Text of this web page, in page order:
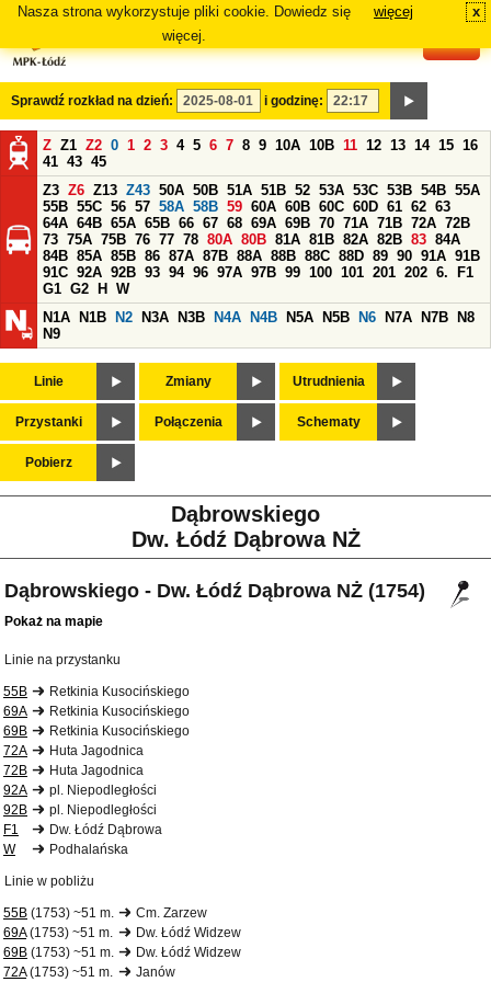
Nasza strona wykorzystuje pliki cookie. Dowiedz się
więcej.
więcej x
Sprawdź rozkład na dzień: i godzinę:
Z Z1 Z2 0 1 2 3 4 5 6 7 8 9 10A 10B 11 12 13 14 15 16
41 43 45
Z3 Z6 Z13 Z43 50A 50B 51A 51B 52 53A 53C 53B 54B 55A
55B 55C 56 57 58A 58B 59 60A 60B 60C 60D 61 62 63
64A 64B 65A 65B 66 67 68 69A 69B 70 71A 71B 72A 72B
73 75A 75B 76 77 78 80A 80B 81A 81B 82A 82B 83 84A
84B 85A 85B 86 87A 87B 88A 88B 88C 88D 89 90 91A 91B
91C 92A 92B 93 94 96 97A 97B 99 100 101 201 202 6.
F1
G1 G2 H
W
N1A
N1B N2 N3A N3B N4A N4B N5A N5B N6 N7A N7B
N8
N9
Linie Zmiany Utrudnienia
Przystanki Połączenia Schematy
Pobierz
Dąbrowskiego
Dw. Łódź Dąbrowa NŻ
Dąbrowskiego - Dw. Łódź Dąbrowa NŻ (1754)
Pokaż na mapie
Linie na przystanku
55B
Retkinia Kusocińskiego
69A
Retkinia Kusocińskiego
69B
Retkinia Kusocińskiego
72A
Huta Jagodnica
72B
Huta Jagodnica
92A
pl. Niepodległości
92B
pl. Niepodległości
F1
Dw. Łódź Dąbrowa
W
Podhalańska
Linie w pobliżu
55B (1753) ~51 m.
Cm. Zarzew
69A(1753) ~51 m.
Dw. Łódź Widzew
69B (1753) ~51 m.
Dw. Łódź Widzew
72A(1753) ~51 m. Janów